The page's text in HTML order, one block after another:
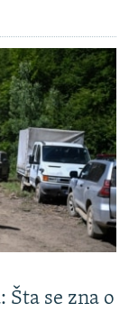
Šta se zna o